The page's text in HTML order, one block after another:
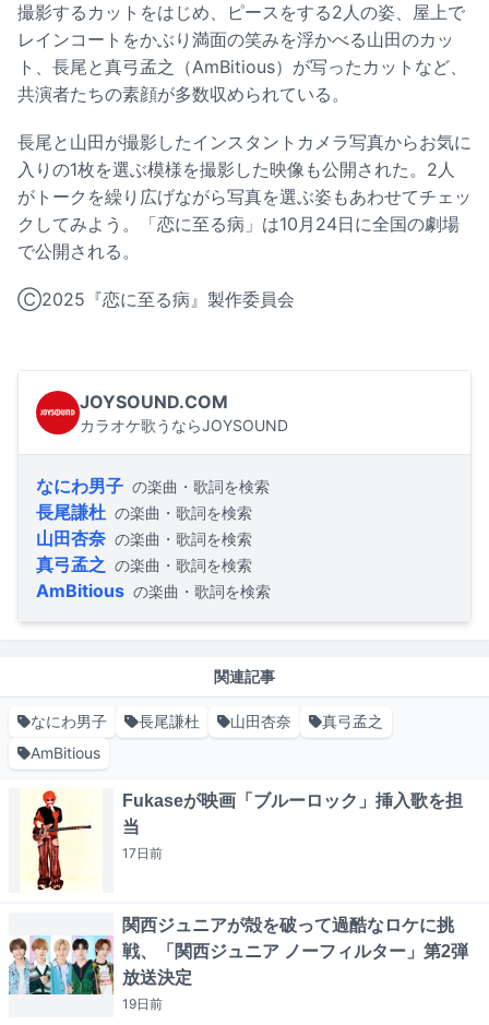
撮影するカットをはじめ、ピースをする2人の姿、屋上で
レインコートをかぶり満面の笑みを浮かべる山田のカッ
ト、長尾と真弓孟之（AmBitious）が写ったカットなど、
共演者たちの素顔が多数収められている。
長尾と山田が撮影したインスタントカメラ写真からお気に
入りの1枚を選ぶ模様を撮影した映像も公開された。2人
がトークを繰り広げながら写真を選ぶ姿もあわせてチェッ
クしてみよう。「恋に至る病」は10月24日に全国の劇場
で公開される。
Ⓒ2025『恋に至る病』製作委員会
JOYSOUND.COM
カラオケ歌うならJOYSOUND
なにわ男子 の楽曲・歌詞を検索
長尾謙杜 の楽曲・歌詞を検索
山田杏奈 の楽曲・歌詞を検索
真弓孟之 の楽曲・歌詞を検索
AmBitious の楽曲・歌詞を検索
関連記事
なにわ男子 長尾謙杜 山田杏奈
真弓孟之
AmBitious
Fukaseが映画「ブルーロック」挿入歌を担
当
17日前
関西ジュニアが殻を破って過酷なロケに挑
戦、「関西ジュニア ノーフィルター」第2弾
放送決定
19日前